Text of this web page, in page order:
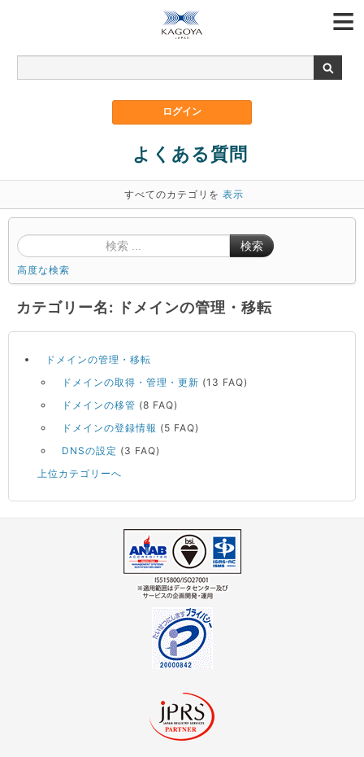
よくある質問
すべてのカテゴリを 表示
検索
高度な検索
カテゴリー名: ドメインの管理・移転
ドメインの管理・移転
ドメインの取得・管理・更新 (13 FAQ)
ドメインの移管 (8 FAQ)
ドメインの登録情報 (5 FAQ)
DNSの設定 (3 FAQ)
上位カテゴリーへ